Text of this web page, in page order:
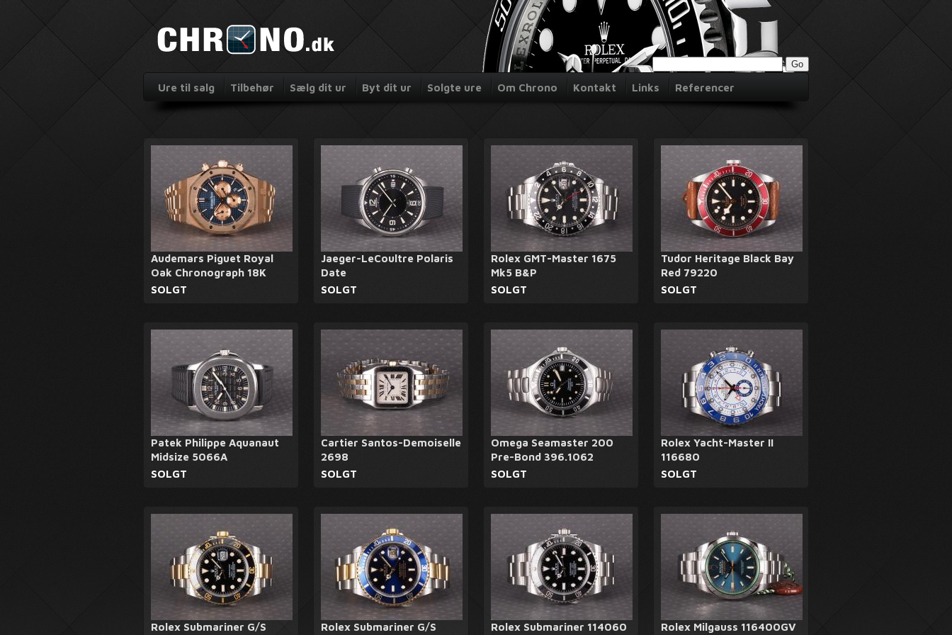
Ure til salg Tilbehør Sælg dit ur Byt dit ur Solgte ure Om Chrono Kontakt Links Referencer
Audemars Piguet Royal
Oak Chronograph 18K
SOLGT
Jaeger-LeCoultre Polaris
Date
SOLGT
Rolex GMT-Master 1675
Mk5 B&P
SOLGT
Tudor Heritage Black Bay
Red 79220
SOLGT
Patek Philippe Aquanaut
Midsize 5066A
SOLGT
Cartier Santos-Demoiselle
2698
SOLGT
Omega Seamaster 200
Pre-Bond 396.1062
SOLGT
Rolex Yacht-Master II
116680
SOLGT
Rolex Submariner G/S Rolex Submariner G/S Rolex Submariner 114060 Rolex Milgauss 116400GV